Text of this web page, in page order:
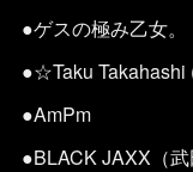
●ゲスの極み乙女。
●☆Taku Takahashi
●AmPm
●BLACK JAXX（武